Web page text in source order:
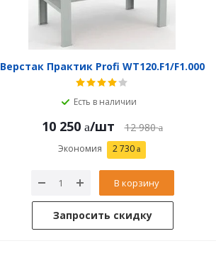
Верстак Практик Profi WT120.F1/F1.000
Есть в наличии
10 250 /шт 12 980
Экономия 2 730
В корзину
Запросить скидку